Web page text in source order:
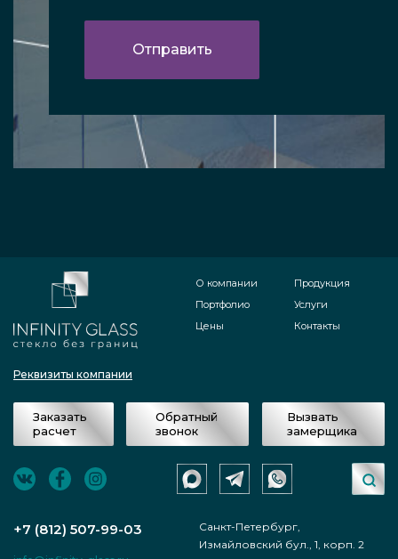
Реквизиты компании
О компании
Портфолио
Цены
Продукция
Услуги
Контакты
Заказать
расчет
Обратный
звонок
Вызвать
замерщика
+7 (812) 507-99-03
Санкт-Петербург,
Измайловский бул., 1, корп. 2